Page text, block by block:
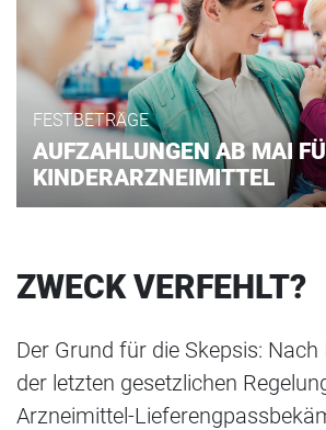
FESTBETRÄGE
AUFZAHLUNGEN AB MAI
KINDERARZNEIMITTEL
ZWECK VERFEHLT?
Der Grund für die Skepsis:
der letzten gesetzlichen
Arzneimittel-